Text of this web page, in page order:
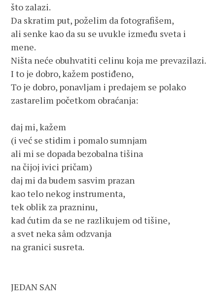
što zalazi.
Da skratim put, poželim da fotografišem,
ali senke kao da su se uvukle između sveta i
mene.
Ništa neće obuhvatiti celinu koja me prevazilazi.
I to je dobro, kažem postiđeno,
To je dobro, ponavljam i predajem se polako
zastarelim početkom obraćanja:
daj mi, kažem
(i već se stidim i pomalo sumnjam
ali mi se dopada bezobalna tišina
na čijoj ivici pričam)
daj mi da budem sasvim prazan
kao telo nekog instrumenta,
tek oblik za prazninu,
kad ćutim da se ne razlikujem od tišine,
a svet neka sâm odzvanja
na granici susreta.
JEDAN SAN